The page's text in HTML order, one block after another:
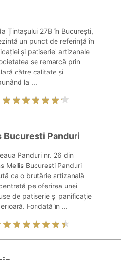
Țintașului 27B în București,
un punct de referință în
și patiseriei artizanale
se remarcă prin
către calitate și
la ...
Bucuresti Panduri
Panduri nr. 26 din
Mellis Bucuresti Panduri
ca o brutărie artizanală
pe oferirea unei
de patiserie și panificație
Fondată în ...